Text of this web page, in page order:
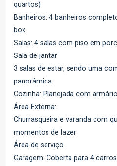
quartos)
Banheiros: 4 banheiros
box
Salas: 4 salas com piso em
Sala de jantar
3 salas de estar, sendo uma
panorâmica
Cozinha: Planejada com
Área Externa:
Churrasqueira e varanda com
momentos de lazer
Área de serviço
Garagem: Coberta para 4 carros